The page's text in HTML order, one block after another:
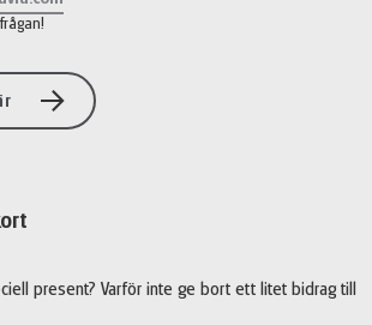
present? Varför inte ge bort ett litet bidrag till